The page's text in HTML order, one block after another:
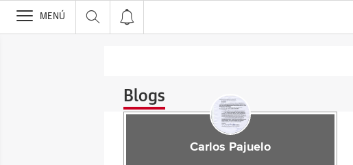
>
MENÚ
Blogs
Carlos Pajuelo